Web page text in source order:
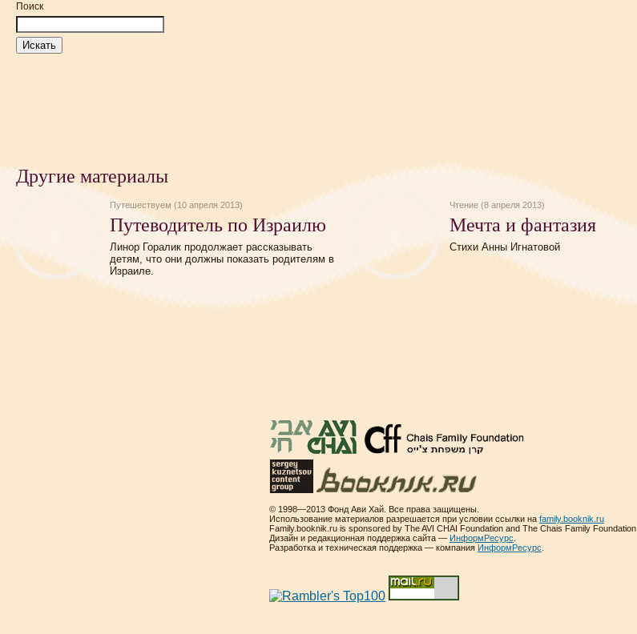
Поиск
Другие материалы
Путешествуем (10 апреля 2013)
Путеводитель по Израилю
Линор Горалик продолжает рассказывать
детям, что они должны показать родителям в
Израиле.
Чтение (8 апреля 2013)
Мечта и фантазия
Стихи Анны Игнатовой
© 1998—2013 Фонд Ави Хай. Все права защищены.
Использование материалов разрешается при условии ссылки на family.booknik.ru
Family.booknik.ru is sponsored by The AVI CHAI Foundation and The Chais Family Foundation
Дизайн и редакционная поддержка сайта — ИнформРесурс
Разработка и техническая поддержка — компания ИнформРесурс